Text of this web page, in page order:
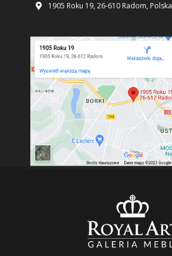
 1905 Roku 19, 26-610 Radom, Polska